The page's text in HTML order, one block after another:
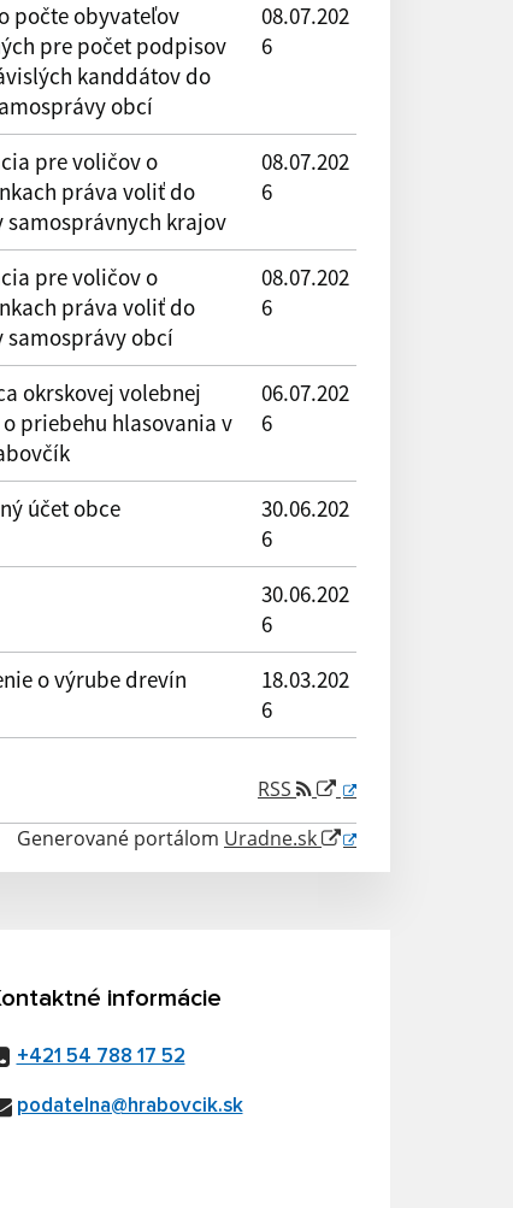
počte obyvateľov
pre počet podpisov
kanddátov do
obcí
08.07.202
6
pre voličov o
práva voliť do
samosprávnych krajov
08.07.202
6
pre voličov o
práva voliť do
samosprávy obcí
08.07.202
6
okrskovej volebnej
priebehu hlasovania v
06.07.202
6
účet obce
30.06.202
6
30.06.202
6
o výrube drevín
18.03.202
6
RSS
Generované portálom Uradne.sk
informácie
+421 54 788 17 52
podatelna@hrabovcik.sk